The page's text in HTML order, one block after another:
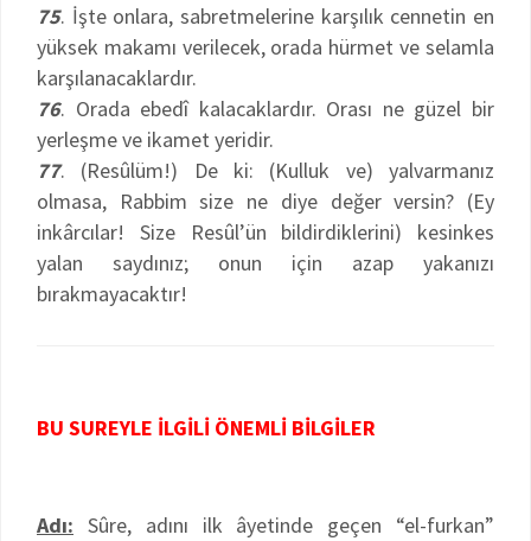
75. İşte onlara, sabretmelerine karşılık cennetin en
yüksek makamı verilecek, orada hürmet ve selamla
karşılanacaklardır.
76. Orada ebedî kalacaklardır. Orası ne güzel bir
yerleşme ve ikamet yeridir.
77. (Resûlüm!) De ki: (Kulluk ve) yalvarmanız
olmasa, Rabbim size ne diye değer versin? (Ey
inkârcılar! Size Resûl’ün bildirdiklerini) kesinkes
yalan saydınız; onun için azap yakanızı
bırakmayacaktır!
BU SUREYLE İLGİLİ ÖNEMLİ BİLGİLER
Adı: Sûre, adını ilk âyetinde geçen “el-furkan”